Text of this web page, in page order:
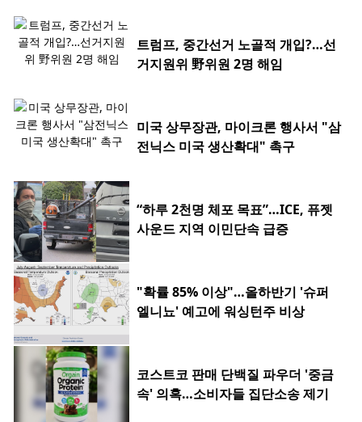
트럼프, 중간선거 노골적 개입?…선
거지원위 野위원 2명 해임
미국 상무장관, 마이크론 행사서 "삼
전닉스 미국 생산확대" 촉구
“하루 2천명 체포 목표”…ICE, 퓨젯
사운드 지역 이민단속 급증
"확률 85% 이상"…올하반기 '슈퍼
엘니뇨' 예고에 워싱턴주 비상
코스트코 판매 단백질 파우더 '중금
속' 의혹…소비자들 집단소송 제기